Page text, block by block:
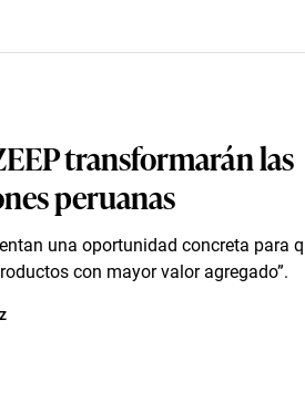
transformarán las
peruanas
una oportunidad concreta para
con mayor valor agregado”.